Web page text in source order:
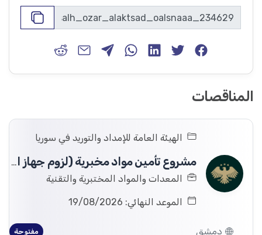
المناقصات
الهيئة العامة للإمداد والتوريد في سوريا
مشروع تأمين مواد مخبرية (لزوم جهاز الكيمياء الآلي) لصالح وزارة التعليم العالي والبحث العلمي - مشفى الأطفال الجامعي،
المعدات والمواد المختبرية والتقنية
الموعد النهائي: 19/08/2026
دمشق مفتوحة